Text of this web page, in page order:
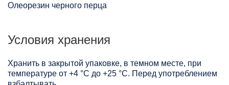
Олеорезин черного перца
Условия хранения
Хранить в закрытой упаковке, в темном месте, при
температуре от +4 °C до +25 °C. Перед употреблением